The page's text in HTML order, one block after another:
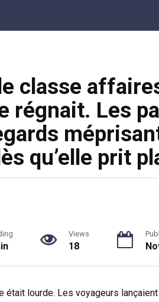
classe
régnait. Les
qu’elle prit
Views
18
était lourde. Les voyageurs